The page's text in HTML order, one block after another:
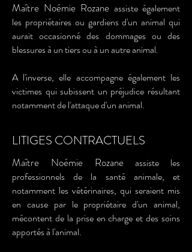
Maître Noémie Rozane assiste également
les propriétaires ou gardiens d'un animal qui
aurait occasionné des dommages ou des
blessures à un tiers ou à un autre animal.
A l'inverse, elle accompagne également les
victimes qui subissent un préjudice résultant
notamment de l'attaque d'un animal.
LITIGES CONTRACTUELS
Maître Noémie Rozaneassiste les
professionnels de la santé animale, et
notamment les vétérinaires, qui seraient mis
en cause par le propriétaire d'un animal,
mécontent de la prise en charge et des soins
apportés à l'animal.